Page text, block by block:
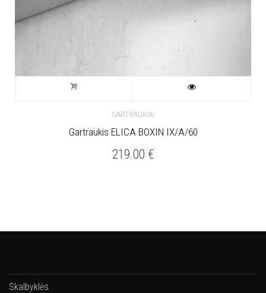
GARTRAUKIAI
Gartraukis ELICA BOXIN IX/A/60
219.00 €
Skalbyklės